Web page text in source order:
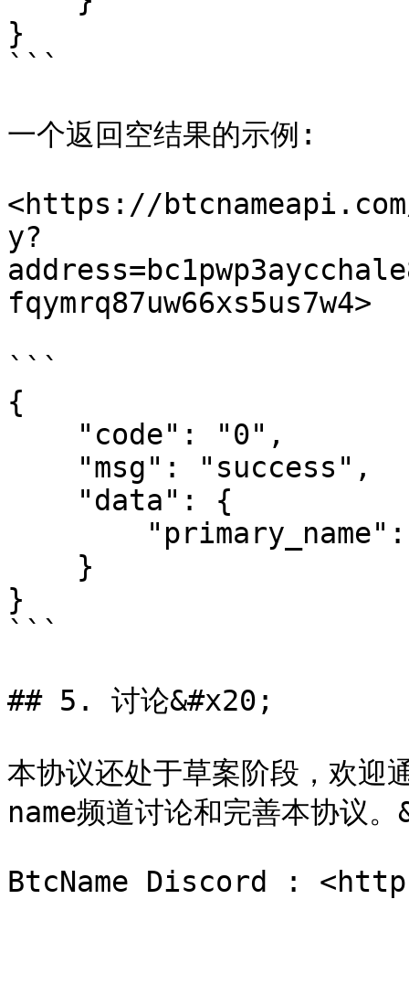
}
```
一个返回空结果的示例:
<https://
y?
fqymrq87uw66xs5us7w4>
```
{
}
```
## 5. 讨论&#x20;
本协议还处于草案阶段，欢
name频道讨论和完善本协议